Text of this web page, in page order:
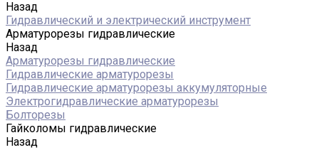
Назад
Гидравлический и электрический инструмент
Арматурорезы гидравлические
Назад
Арматурорезы гидравлические
Гидравлические арматурорезы
Гидравлические арматурорезы аккумуляторные
Электрогидравлические арматурорезы
Болторезы
Гайколомы гидравлические
Назад